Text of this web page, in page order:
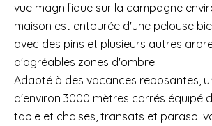
vue magnifique sur la campagne
maison est entourée d'une pelouse
avec des pins et plusieurs autres
d'agréables zones d'ombre.
Adapté à des vacances reposantes,
d'environ 3000 mètres carrés équipé
table et chaises, transats et parasol